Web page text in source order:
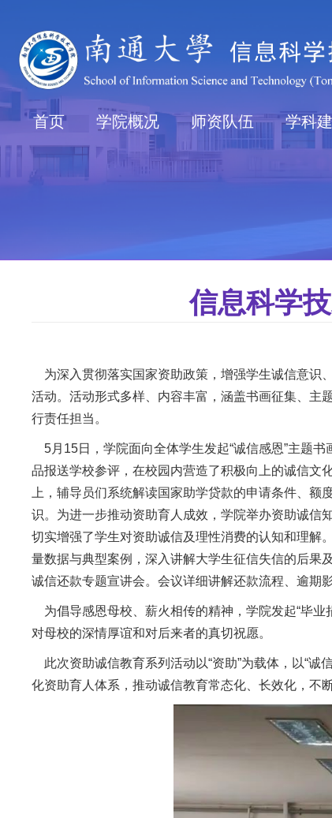
首页 学院概况 师资队伍 学科
信息科学
为深入贯彻落实国家资助政策，增强学生诚信意识
活动。活动形式多样、内容丰富，涵盖书画征集、主
行责任担当。
5月15日，学院面向全体学生发起“诚信感恩”主题
品报送学校参评，在校园内营造了积极向上的诚信文
上，辅导员们系统解读国家助学贷款的申请条件、
识。为进一步推动资助育人成效，学院举办资助诚信
切实增强了学生对资助诚信及理性消费的认知和理解
量数据与典型案例，深入讲解大学生征信失信的后果
诚信还款专题宣讲会。会议详细讲解还款流程、逾期
为倡导感恩母校、薪火相传的精神，学院发起“毕业
对母校的深情厚谊和对后来者的真切祝愿。
此次资助诚信教育系列活动以“资助”为载体，以“诚
化资助育人体系，推动诚信教育常态化、长效化，不